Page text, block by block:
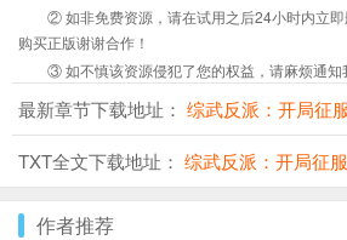
② 如非免费资源，请在试用之后24小时内立
购买正版谢谢合作！
③ 如不慎该资源侵犯了您的权益，请麻烦通知
最新章节下载地址： 综武反派：开局征
TXT全文下载地址： 综武反派：开局征
作者推荐